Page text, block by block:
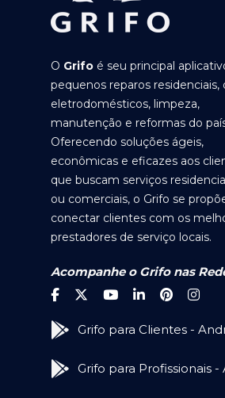
O Grifo é seu principal
pequenos reparos residenciais,
eletrodomésticos, limpeza,
manutenção e reformas do
Oferecendo soluções ágeis,
econômicas e eficazes aos
que buscam serviços
ou comerciais, o Grifo se
conectar clientes com os
prestadores de serviço locais.
Acompanhe o Grifo nas
Grifo para Clientes -
Grifo para Profissionais -